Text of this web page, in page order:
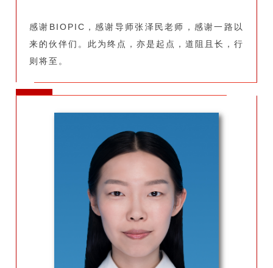
感谢BIOPIC，感谢导师张泽民老师，感谢一路以
来的伙伴们。此为终点，亦是起点，道阻且长，行
则将至。